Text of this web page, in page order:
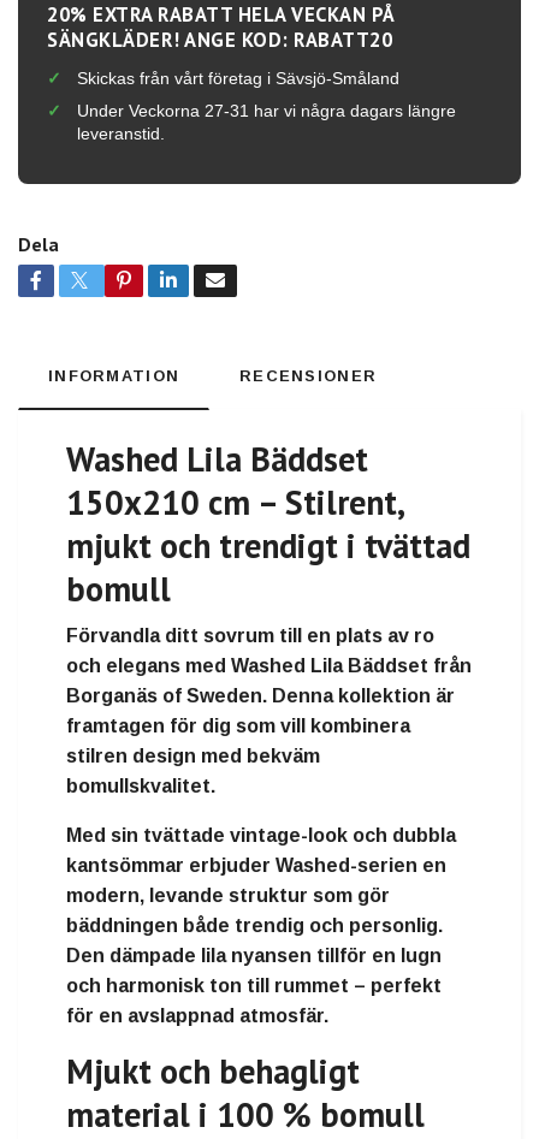
20% EXTRA RABATT HELA VECKAN PÅ
SÄNGKLÄDER! ANGE KOD: RABATT20
Skickas från vårt företag i Sävsjö-Småland
Under Veckorna 27-31 har vi några dagars längre
leveranstid.
Dela
INFORMATION RECENSIONER
Washed Lila Bäddset
150x210 cm – Stilrent,
mjukt och trendigt i tvättad
bomull
Förvandla ditt sovrum till en plats av ro
och elegans med Washed Lila Bäddset från
Borganäs of Sweden. Denna kollektion är
framtagen för dig som vill kombinera
stilren design med bekväm
bomullskvalitet.
Med sin tvättade vintage-look och dubbla
kantsömmar erbjuder Washed-serien en
modern, levande struktur som gör
bäddningen både trendig och personlig.
Den dämpade lila nyansen tillför en lugn
och harmonisk ton till rummet – perfekt
för en avslappnad atmosfär.
Mjukt och behagligt
material i 100 % bomull